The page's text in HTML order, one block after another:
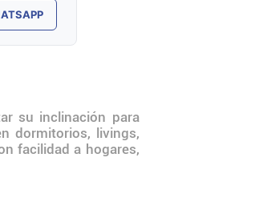
su inclinación para
dormitorios, livings,
facilidad a hogares,